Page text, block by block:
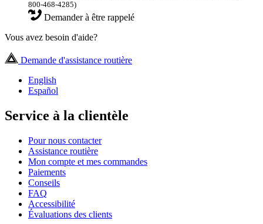
800-468-4285)
Demander à être rappelé
Vous avez besoin d'aide?
Demande d'assistance routière
English
Español
Service à la clientèle
Pour nous contacter
Assistance routière
Mon compte et mes commandes
Paiements
Conseils
FAQ
Accessibilité
Évaluations des clients